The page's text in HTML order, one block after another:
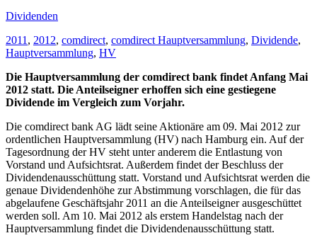
Dividenden
2011 , 2012, comdirect, comdirect Hauptversammlung, Dividende,
Hauptversammlung, HV
Die Hauptversammlung der comdirect bank findet Anfang Mai
2012 statt. Die Anteilseigner erhoffen sich eine gestiegene
Dividende im Vergleich zum Vorjahr.
Die comdirect bank AG lädt seine Aktionäre am 09. Mai 2012 zur
ordentlichen Hauptversammlung (HV) nach Hamburg ein. Auf der
Tagesordnung der HV steht unter anderem die Entlastung von
Vorstand und Aufsichtsrat. Außerdem findet der Beschluss der
Dividendenausschüttung statt. Vorstand und Aufsichtsrat werden die
genaue Dividendenhöhe zur Abstimmung vorschlagen, die für das
abgelaufene Geschäftsjahr 2011 an die Anteilseigner ausgeschüttet
werden soll. Am 10. Mai 2012 als erstem Handelstag nach der
Hauptversammlung findet die Dividendenausschüttung statt.